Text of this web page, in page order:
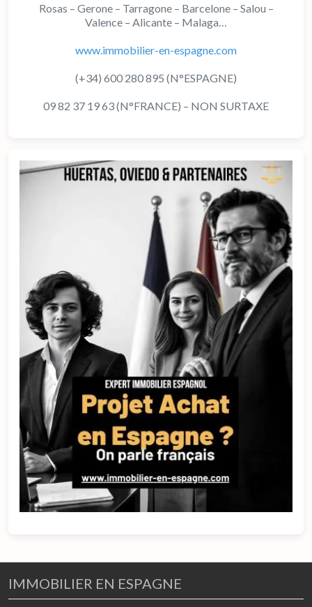
Rosas – Gerone – Tarragone – Barcelone – Salou –
Valence – Alicante – Malaga…
www.immobilier-en-espagne.com
(+34) 600 280 895 (N°ESPAGNE)
09 82 37 19 63 (N°FRANCE) – NON SURTAXE
IMMOBILIER EN ESPAGNE